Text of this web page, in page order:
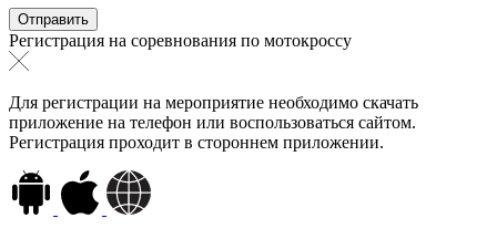
Регистрация на соревнования по мотокроссу
Для регистрации на мероприятие необходимо скачать
приложение на телефон или воспользоваться сайтом.
Регистрация проходит в стороннем приложении.